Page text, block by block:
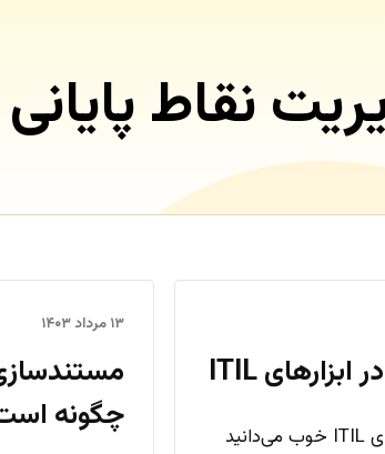
نقاط پایانی
پیاده‌سازی ISMS در ابزارهای ITIL خوب می‌دانید
۱۳ مرداد ۱۴۰۳
چگونه